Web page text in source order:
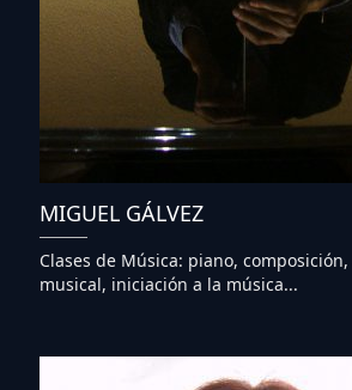
MIGUEL GÁLVEZ
Clases de Música: piano,
musical, iniciación a la música...